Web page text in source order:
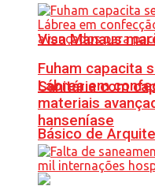
Visa Manaus
Sanitária com
Básico de
Fuham capacita
Lábrea em
materiais
hanseníase